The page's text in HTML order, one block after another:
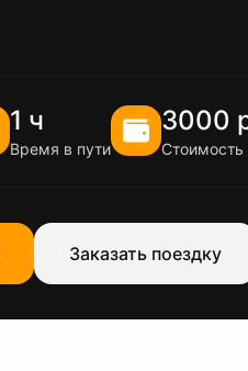
1 ч
Время в пути
3000
Стоимость
Заказать поездку